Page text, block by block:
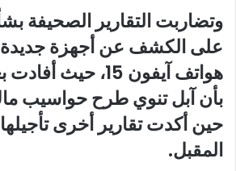
وتضاربت التقارير الصحيفة
على الكشف عن أجهزة جديدة
هواتف آيفون 15، حيث
بأن آبل تنوي طرح حواسيب
حين أكدت تقارير أخرى
المقبل.